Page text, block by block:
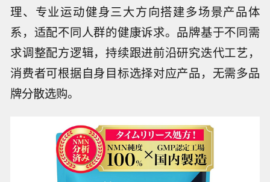
理、专业运动健身三大方向搭建多场景产品体
系，适配不同人群的健康诉求。品牌基于不同需
求调整配方逻辑，持续跟进前沿研究迭代工艺，
消费者可根据自身目标选择对应产品，无需多品
牌分散选购。